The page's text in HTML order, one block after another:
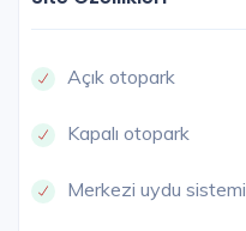
Açık otopark
Kapalı otopark
Merkezi uydu sistemi